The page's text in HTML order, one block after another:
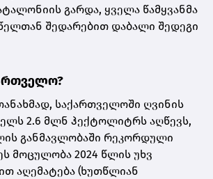
გარდა, ყველა წამყვანმა
შედარებით დაბალი შედეგი
საქართველოში ღვინის
2.6 მლნ ჰექტოლიტრს აღწევს,
განმავლობაში რეკორდული
მოცულობა 2024 წლის უხვ
აღემატება (ხუთწლიან